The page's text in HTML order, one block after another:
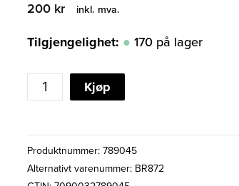
200 kr inkl. mva.
Tilgjengelighet: 170 på lager
BREITLER
PRO
1"
HØY
Kjøp
Produktnummer:789045
Alternativt varenummer: BR872